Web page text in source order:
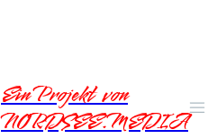
Ein Projekt von
NORDSEE.MEDIA